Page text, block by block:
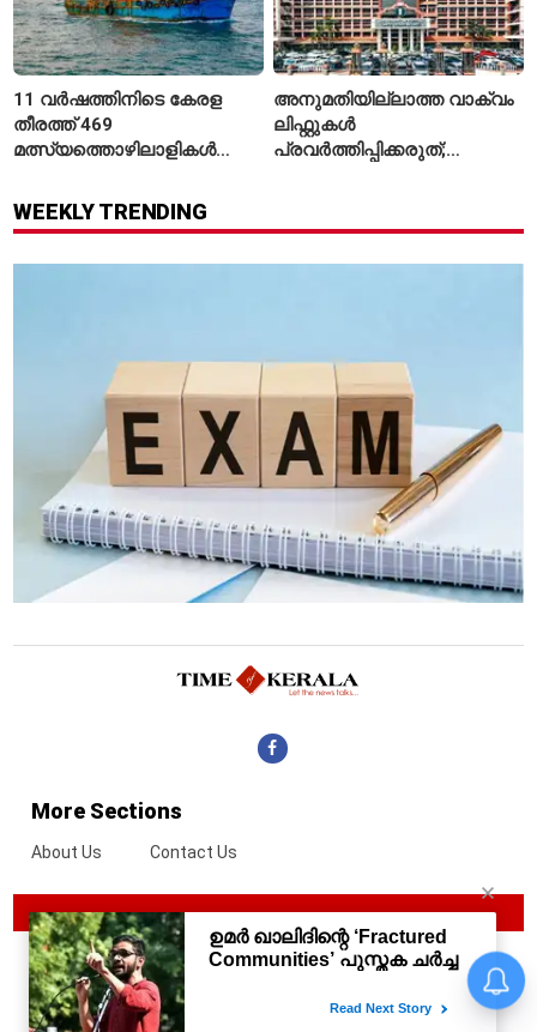
11 വർഷത്തിനിടെ കേരള
തീരത്ത് 469
മത്സ്യത്തൊഴിലാളികൾ
കാണാതായി, 47,773 പേരെ
രക്ഷപ്പെടുത്തി
അനുമതിയില്ലാത്ത വാക്വം
ലിഫ്റ്റുകൾ
പ്രവർത്തിപ്പിക്കരുത്;
ലിഫ്റ്റുകൾക്ക്
WEEKLY TRENDING
More Sections
About Us Contact Us